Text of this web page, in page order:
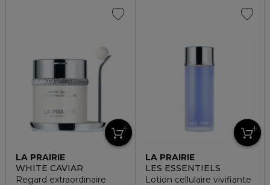
LA PRAIRIE
WHITE CAVIAR
Regard extraordinaire
LA PRAIRIE
LES ESSENTIELS
Lotion cellulaire vivifiante